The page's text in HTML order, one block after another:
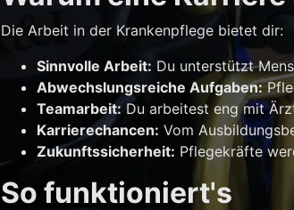
Die Arbeit in der Krankenpflege bietet dir:
Sinnvolle Arbeit: Du unterstützt
Abwechslungsreiche Aufgaben:
Teamarbeit:Du arbeitest eng mit
Karrierechancen: Vom
Zukunftssicherheit: Pflegekräfte
So funktioniert's